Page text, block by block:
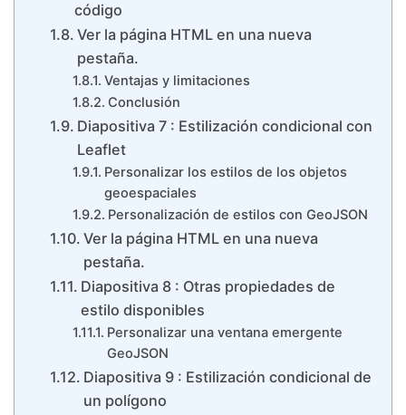
código
Ver la página HTML en una nueva
pestaña.
Ventajas y limitaciones
Conclusión
Diapositiva 7 : Estilización condicional con
Leaflet
Personalizar los estilos de los objetos
geoespaciales
Personalización de estilos con GeoJSON
Ver la página HTML en una nueva
pestaña.
Diapositiva 8 : Otras propiedades de
estilo disponibles
Personalizar una ventana emergente
GeoJSON
Diapositiva 9 : Estilización condicional de
un polígono